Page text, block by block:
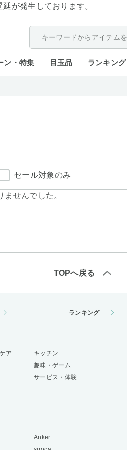
が発生しております。
ン・特集 目玉品 ランキング
セール対象のみ
せんでした。
TOPへ戻る
ランキング
ア キッチン
趣味・ゲーム
サービス・体験
Anker